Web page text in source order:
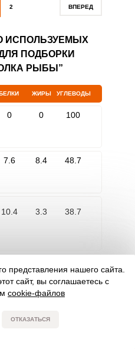
2 ВПЕРЕД
ИСПОЛЬЗУЕМЫХ
ПОДБОРКИ
РЫБЫ”
ЖИРЫ УГЛЕВОДЫ
0 0 100
7.6 8.4 48.7
10.4 3.3 38.7
представления нашего сайта.
сайт, вы соглашаетесь с
cookie-файлов
ОТКАЗАТЬСЯ